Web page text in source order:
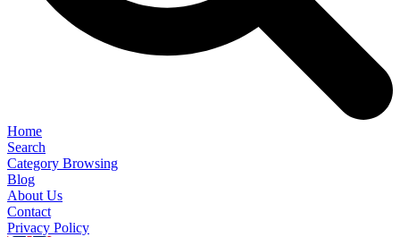
Home
Search
Category Browsing
Blog
About Us
Contact
Privacy Policy